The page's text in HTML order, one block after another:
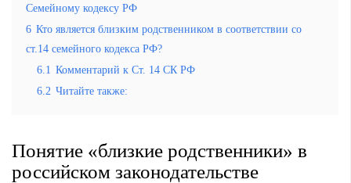
Семейному кодексу РФ
6 Кто является близким родственником в соответствии со
ст.14 семейного кодекса РФ?
6.1 Комментарий к Ст. 14 СК РФ
6.2 Читайте также:
Понятие «близкие родственники» в
российском законодательстве